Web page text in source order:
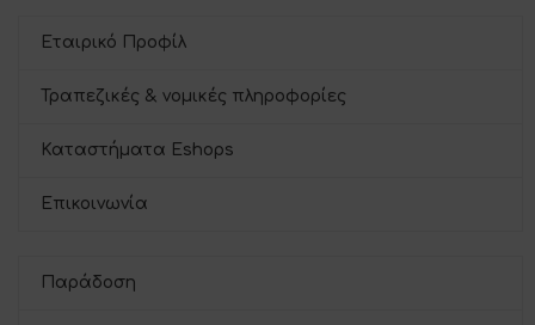
Εταιρικό Προφίλ
Τραπεζικές & νομικές πληροφορίες
Καταστήματα Eshops
Επικοινωνία
Παράδοση